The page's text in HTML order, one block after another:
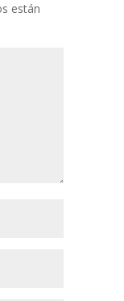
están